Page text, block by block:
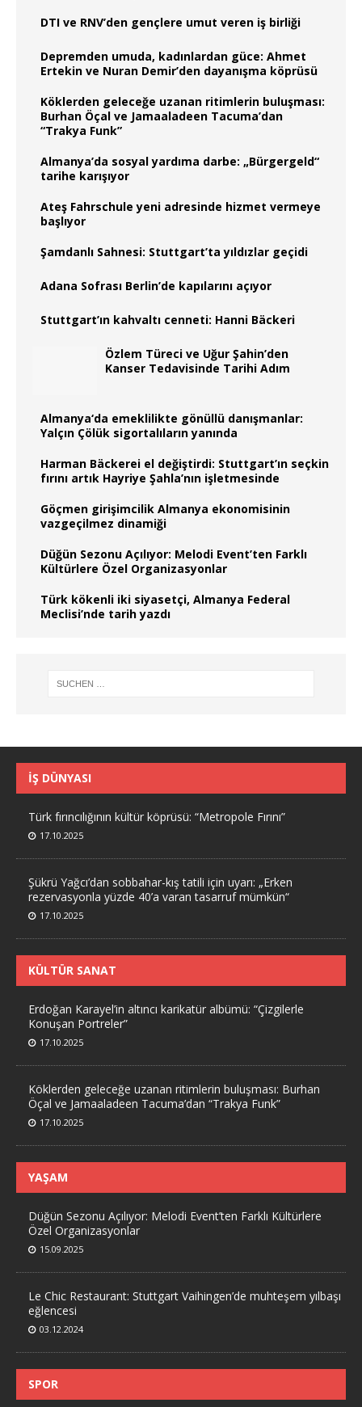
DTI ve RNV’den gençlere umut veren iş birliği
Depremden umuda, kadınlardan güce: Ahmet
Ertekin ve Nuran Demir’den dayanışma köprüsü
Köklerden geleceğe uzanan ritimlerin buluşması:
Burhan Öçal ve Jamaaladeen Tacuma’dan
“Trakya Funk”
Almanya’da sosyal yardıma darbe: „Bürgergeld“
tarihe karışıyor
Ateş Fahrschule yeni adresinde hizmet vermeye
başlıyor
Şamdanlı Sahnesi: Stuttgart’ta yıldızlar geçidi
Adana Sofrası Berlin’de kapılarını açıyor
Stuttgart’ın kahvaltı cenneti: Hanni Bäckeri
Özlem Türeci ve Uğur Şahin’den
Kanser Tedavisinde Tarihi Adım
Almanya‘da emeklilikte gönüllü danışmanlar:
Yalçın Çölük sigortalıların yanında
Harman Bäckerei el değiştirdi: Stuttgart’ın seçkin
fırını artık Hayriye Şahla’nın işletmesinde
Göçmen girişimcilik Almanya ekonomisinin
vazgeçilmez dinamiği
Düğün Sezonu Açılıyor: Melodi Event’ten Farklı
Kültürlere Özel Organizasyonlar
Türk kökenli iki siyasetçi, Almanya Federal
Meclisi’nde tarih yazdı
İŞ DÜNYASI
Türk fırıncılığının kültür köprüsü: “Metropole Fırını”
17.10.2025
Şükrü Yağcı’dan sobbahar-kış tatili için uyarı: „Erken
rezervasyonla yüzde 40’a varan tasarruf mümkün“
17.10.2025
KÜLTÜR SANAT
Erdoğan Karayel’in altıncı karikatür albümü: “Çizgilerle
Konuşan Portreler”
17.10.2025
Köklerden geleceğe uzanan ritimlerin buluşması: Burhan
Öçal ve Jamaaladeen Tacuma’dan “Trakya Funk”
17.10.2025
YAŞAM
Düğün Sezonu Açılıyor: Melodi Event’ten Farklı Kültürlere
Özel Organizasyonlar
15.09.2025
Le Chic Restaurant: Stuttgart Vaihingen’de muhteşem yılbaşı
eğlencesi
03.12.2024
SPOR